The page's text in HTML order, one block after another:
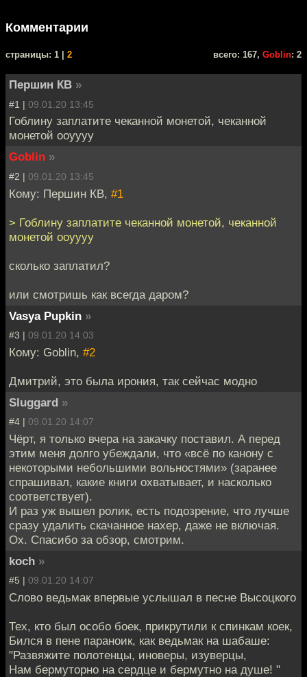
Комментарии
cтраницы: 1 | 2 всего: 167, Goblin: 2
Першин КВ »
#1 | 09.01.20 13:45
Гоблину заплатите чеканной монетой, чеканной
монетой ооуууу
Goblin »
#2 | 09.01.20 13:45
Кому: Першин КВ, #1
> Гоблину заплатите чеканной монетой, чеканной
монетой ооуууу
сколько заплатил?
или смотришь как всегда даром?
Vasya Pupkin »
#3 | 09.01.20 14:03
Кому: Goblin, #2
Дмитрий, это была ирония, так сейчас модно
Sluggard »
#4 | 09.01.20 14:07
Чёрт, я только вчера на закачку поставил. А перед
этим меня долго убеждали, что «всё по канону с
некоторыми небольшими вольностями» (заранее
спрашивал, какие книги охватывает, и насколько
соответствует).
И раз уж вышел ролик, есть подозрение, что лучше
сразу удалить скачанное нахер, даже не включая.
Ох. Спасибо за обзор, смотрим.
koch »
#5 | 09.01.20 14:07
Слово ведьмак впервые услышал в песне Высоцкого
Тех, кто был особо боек, прикрутили к спинкам коек,
Бился в пене параноик, как ведьмак на шабаше:
"Развяжите полотенцы, иноверы, изуверцы,
Нам бермуторно на сердце и бермутно на душе! "